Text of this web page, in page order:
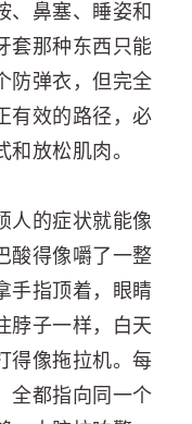
、鼻塞、睡姿和
套那种东西只能
防弹衣，但完全
有效的路径，必
放松肌肉。
人的症状就能像
酸得像嚼了一整
手指顶着，眼睛
脖子一样，白天
得像拖拉机。每
全都指向同一个